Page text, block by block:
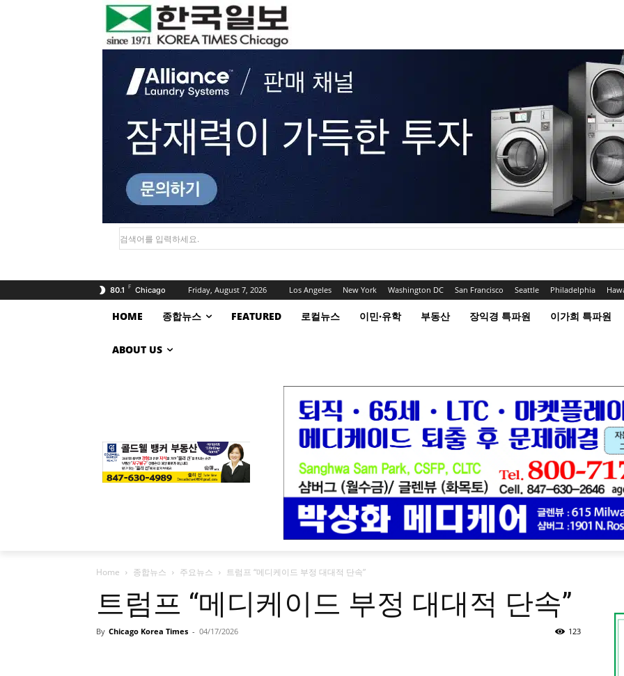
검색어를 입력하세요.
80.1 F Chicago Friday, August 7, 2026 Los Angeles New York Washington DC San Francisco Seattle Philadelphia
HOME 종합뉴스 FEATURED 로컬뉴스 이민·유학 부동산 장익경 특파원 이가희 특파원
ABOUT US
Home 종합뉴스 주요뉴스 트럼프 “메디케이드 부정 대대적 단속”
트럼프 “메디케이드 부정 대대적 단속”
By Chicago Korea Times - 04/17/2026 123